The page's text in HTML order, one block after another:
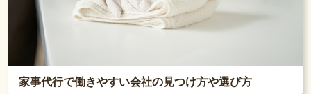
家事代行で働きやすい会社の見つけ方や選び方